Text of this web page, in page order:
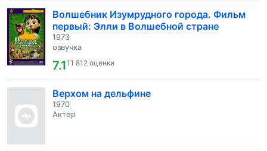
Волшебник Изумрудного города. Фильм
первый: Элли в Волшебной стране
1973
озвучка
7.111 812 оценки
Верхом на дельфине
1970
Актер